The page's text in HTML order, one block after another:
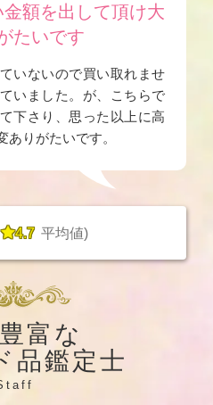
額を出して頂け大
たいです
いないので買い取れませ
いました。が、こちらで
下さり、思った以上に高
ありがたいです。
4.7 平均値)
富な
品鑑定士